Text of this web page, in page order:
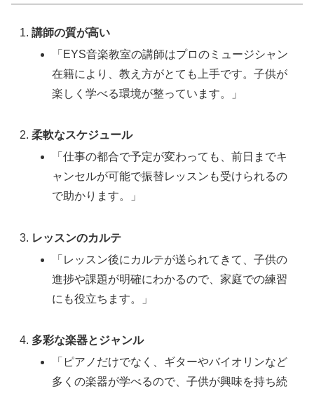
講師の質が高い
「EYS音楽教室の講師はプロのミュージシャン
在籍により、教え方がとても上手です。子供が
楽しく学べる環境が整っています。」
柔軟なスケジュール
「仕事の都合で予定が変わっても、前日までキ
ャンセルが可能で振替レッスンも受けられるの
で助かります。」
レッスンのカルテ
「レッスン後にカルテが送られてきて、子供の
進捗や課題が明確にわかるので、家庭での練習
にも役立ちます。」
多彩な楽器とジャンル
「ピアノだけでなく、ギターやバイオリンなど
多くの楽器が学べるので、子供が興味を持ち続